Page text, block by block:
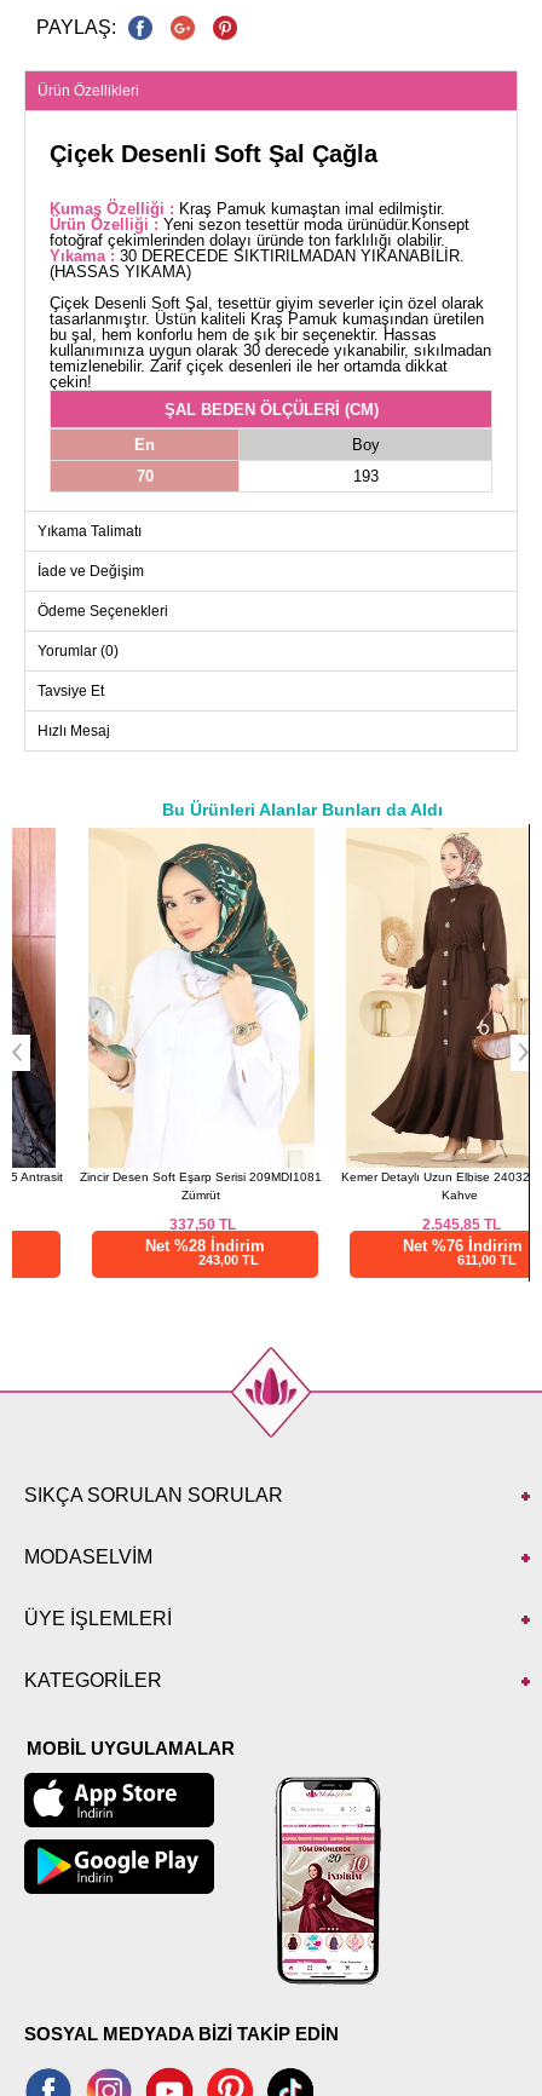
PAYLAŞ:
Ürün Özellikleri
Çiçek Desenli Soft Şal Çağla
Kumaş Özelliği : Kraş Pamuk kumaştan imal edilmiştir.
Ürün Özelliği : Yeni sezon tesettür moda ürünüdür.Konsept
fotoğraf çekimlerinden dolayı üründe ton farklılığı olabilir.
Yıkama : 30 DERECEDE SIKTIRILMADAN YIKANABİLİR.
(HASSAS YIKAMA)
Çiçek Desenli Soft Şal, tesettür giyim severler için özel olarak
tasarlanmıştır. Üstün kaliteli Kraş Pamuk kumaşından üretilen
bu şal, hem konforlu hem de şık bir seçenektir. Hassas
kullanımınıza uygun olarak 30 derecede yıkanabilir, sıkılmadan
temizlenebilir. Zarif çiçek desenleri ile her ortamda dikkat
çekin!
ŞAL BEDEN ÖLÇÜLERİ (CM)
En
Boy
70
193
Yıkama Talimatı
İade ve Değişim
Ödeme Seçenekleri
Yorumlar (0)
Tavsiye Et
Hızlı Mesaj
Bu Ürünleri Alanlar Bunları da Aldı
a>
Zincir Desen Soft Eşarp Serisi 209MDI1081
TL
Net %28 İndirim
243,00 TL
Kemer Detaylı Uzun Elbise 24032UKB139
TL
Net %76 İndirim
SIKÇA SORULAN SORULAR
MODASELVİM
ÜYE İŞLEMLERİ
KATEGORİLER
MOBİL UYGULAMALAR
SOSYAL MEDYADA BİZİ TAKİP EDİN